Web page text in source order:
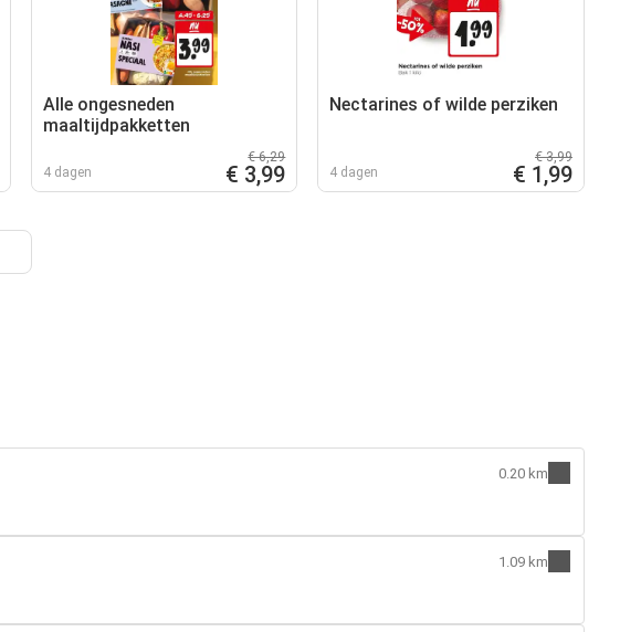
Alle ongesneden
maaltijdpakketten
4 dagen
€ 6,29
€ 3,99
Nectarines of wilde perziken
4 dagen
€ 3,99
€ 1,99
0.20 km
1.09 km